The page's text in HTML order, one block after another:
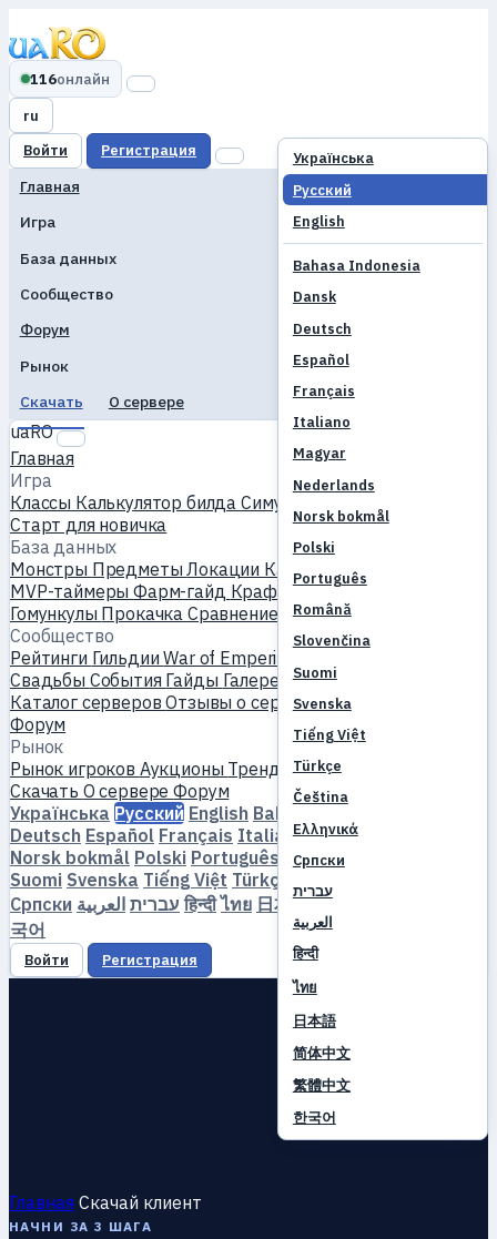
116онлайн
ru
Українська
Русский
English
Bahasa Indonesia
Dansk
Deutsch
Español
Français
Italiano
Magyar
Nederlands
Norsk bokmål
Polski
Português
Română
Slovenčina
Suomi
Svenska
Tiếng Việt
Türkçe
Čeština
Ελληνικά
Српски
עברית
العربية
हिन्दी
ไทย
日本語
简体中文
繁體中文
한국어
Войти Регистрация
Главная
Игра
База данных
Сообщество
Форум
Рынок
Скачать
О сервере
uaRO
Главная
Игра
Классы Калькулятор билдаСимулятор скилов
Старт для новичка
База данных
Монстры ПредметыЛокации Карта мира
MVP-таймерыФарм-гайд Крафт и ковкаПитомцы
Гомункулы Прокачка Сравнение Механика
Сообщество
Рейтинги ГильдииWar of Emperium
Свадьбы События Гайды ГалереяВидео
Каталог серверовОтзывы о сервереПартнёры
Форум
Рынок
Рынок игроков Аукционы Тренды ценЭкономика
Скачать О сервереФорум
Українська Русский English Bahasa Indonesia
Deutsch Español Français Italiano Magyar
Norsk bokmål Polski Português Română
Suomi Svenska Tiếng Việt Türkçe
Српски
עברית العربية हिन्दी ไทย 日本語 简体中文
국어
Войти Регистрация
Главная Скачай клиент
НАЧНИ ЗА 3 ШАГА